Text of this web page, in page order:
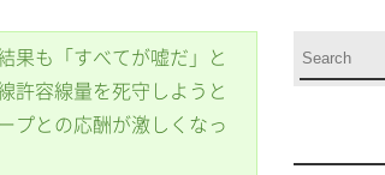
果も「すべてが嘘だ」と
許容線量を死守しようと
プとの応酬が激しくなっ